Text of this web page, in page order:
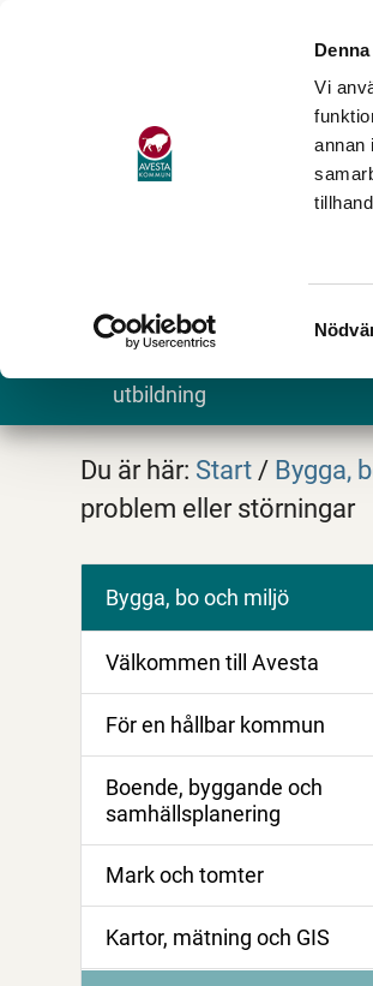
Vi
annan
utbildning
Du är här: Start / Bygga,
problem eller störningar
Bygga, bo och miljö
Välkommen till Avesta
För en hållbar kommun
Boende, byggande och
samhällsplanering
Mark och tomter
Kartor, mätning och GIS